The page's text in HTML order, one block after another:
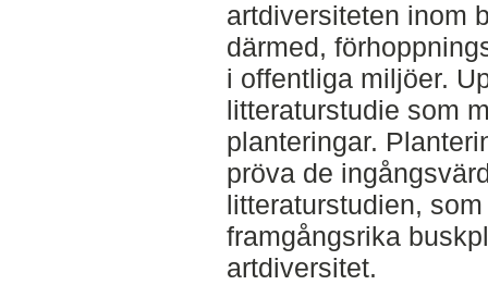
artdiversiteten inom
därmed,
i offentliga miljöer.
litteraturstudie som
planteringar.
pröva de
litteraturstudien,
framgångsrika
artdiversitet.